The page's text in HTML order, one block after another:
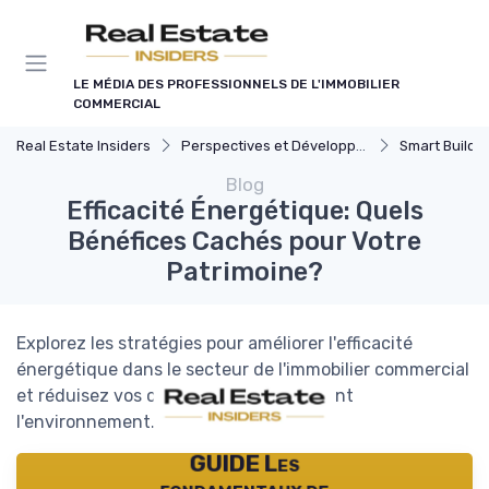
LE MÉDIA DES PROFESSIONNELS DE L'IMMOBILIER
COMMERCIAL
Real Estate Insiders Perspectives et Développement Durable Smart Buildings et
Blog
Efficacité Énergétique: Quels
Bénéfices Cachés pour Votre
Patrimoine?
Explorez les stratégies pour améliorer l'efficacité
énergétique dans le secteur de l'immobilier commercial
et réduisez vos coûts tout en respectant
l'environnement.
GUIDE Les